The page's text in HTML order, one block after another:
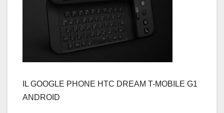
IL GOOGLE PHONE HTC DREAM T-MOBILE G1
ANDROID